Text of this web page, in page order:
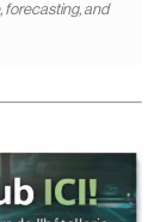
forecasting, and